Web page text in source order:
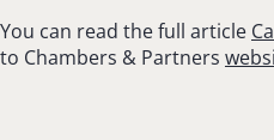
You can read the full article
to Chambers & Partners